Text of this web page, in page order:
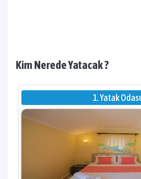
Kim Nerede Yatacak ?
1. Yatak Odası